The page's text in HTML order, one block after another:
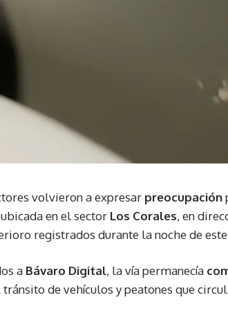
volvieron a expresar preocupación
en el sector Los Corales, en
registrados durante la noche de
a Bávaro Digital, la vía permanecía
de vehículos y peatones que